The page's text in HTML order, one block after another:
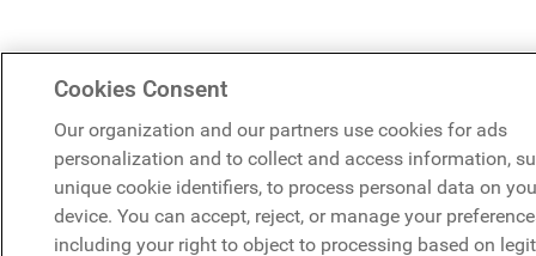
Cookies Consent
Our organization and our partners use cookies for ads
personalization and to collect and access information,
unique cookie identifiers, to process personal data on
device. You can accept, reject, or manage your
including your right to object to processing based on